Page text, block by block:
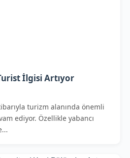
İlgisi Artıyor
turizm alanında önemli
ediyor. Özellikle yabancı